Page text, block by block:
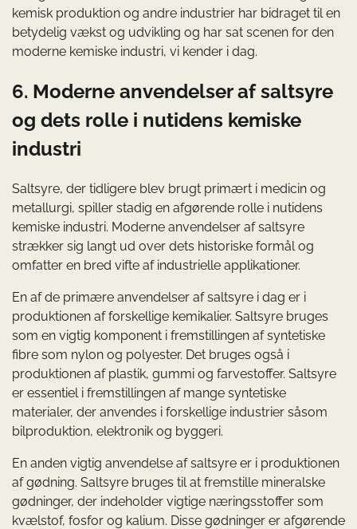
kemisk produktion og andre industrier har bidraget til en
betydelig vækst og udvikling og har sat scenen for den
moderne kemiske industri, vi kender i dag.
6. Moderne anvendelser af saltsyre
og dets rolle i nutidens kemiske
industri
Saltsyre, der tidligere blev brugt primært i medicin og
metallurgi, spiller stadig en afgørende rolle i nutidens
kemiske industri. Moderne anvendelser af saltsyre
strækker sig langt ud over dets historiske formål og
omfatter en bred vifte af industrielle applikationer.
En af de primære anvendelser af saltsyre i dag er i
produktionen af forskellige kemikalier. Saltsyre bruges
som en vigtig komponent i fremstillingen af syntetiske
fibre som nylon og polyester. Det bruges også i
produktionen af plastik, gummi og farvestoffer. Saltsyre
er essentiel i fremstillingen af mange syntetiske
materialer, der anvendes i forskellige industrier såsom
bilproduktion, elektronik og byggeri.
En anden vigtig anvendelse af saltsyre er i produktionen
af gødning. Saltsyre bruges til at fremstille mineralske
gødninger, der indeholder vigtige næringsstoffer som
kvælstof, fosfor og kalium. Disse gødninger er afgørende